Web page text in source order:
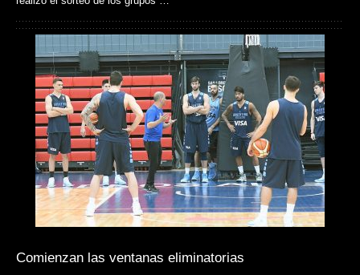
Comienzan las ventanas eliminatorias